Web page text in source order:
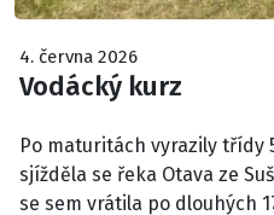
4. června 2026
Vodácký kurz
Po maturitách vyrazily třídy
sjížděla se řeka Otava ze
se sem vrátila po dlouhých